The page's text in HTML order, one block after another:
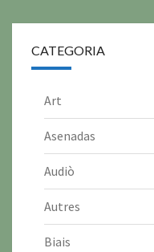
CATEGORIA
Art
Asenadas
Audiò
Autres
Biais